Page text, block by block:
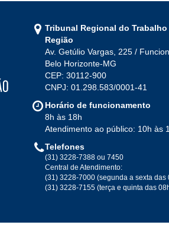
Tribunal Regional do Trabalho
Região
Av. Getúlio Vargas, 225 /
Belo Horizonte-MG
CEP: 30112-900
CNPJ: 01.298.583/0001-41
Horário de funcionamento
8h às 18h
Atendimento ao público: 10h às
Telefones
(31) 3228-7388 ou 7450
Central de Atendimento:
(31) 3228-7000 (segunda a sexta das
(31) 3228-7155 (terça e quinta das